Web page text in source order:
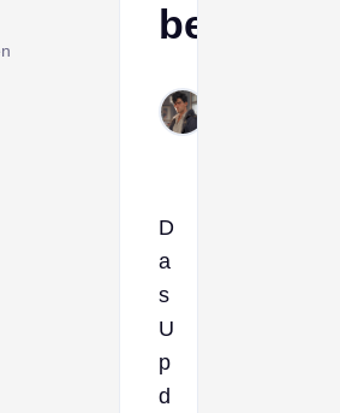
besiegt
D
a
s
U
p
d